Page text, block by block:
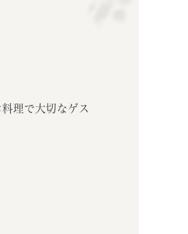
理で大切なゲス